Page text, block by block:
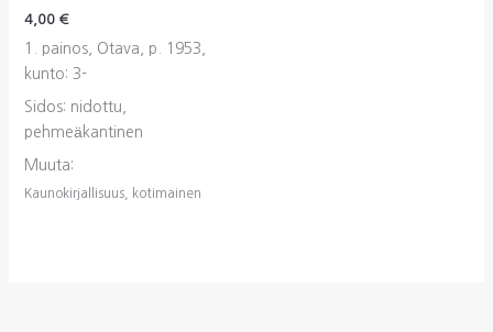
4,00 €
1. painos, Otava, p. 1953,
kunto: 3-
Sidos: nidottu,
pehmeäkantinen
Muuta:
Kaunokirjallisuus, kotimainen